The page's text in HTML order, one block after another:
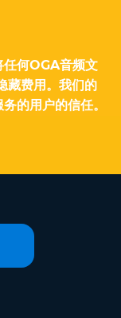
任何OGA音频文
藏费用。我们的
的用户的信任。